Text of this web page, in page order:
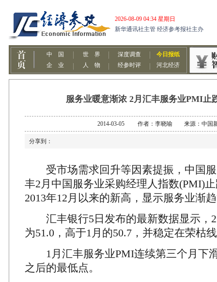
服务业暖意渐浓 2月汇丰服务业PMI止
2014-03-05 作者：李晓喻 来源：中国
分享到：
受市场需求回升等因素提振，中国服
丰2月中国服务业采购经理人指数(PMI)
2013年12月以来的新高，显示服务业渐
汇丰银行5日发布的最新数据显示，2
为51.0，高于1月的50.7，并稳定在荣枯
1月汇丰服务业PMI连续第三个月下滑
之后的最低点。